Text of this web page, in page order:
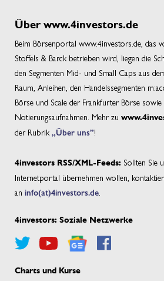
Über www.4investors.de
Beim Börsenportal www.4investors.de, das
Stoffels & Barck betrieben wird, liegen die
den Segmenten Mid- und Small Caps aus
Raum, Anleihen, den Handelssegmenten
Börse und Scale der Frankfurter Börse sowie
Notierungsaufnahmen. Mehr zu
der Rubrik „Über uns”!
4investors RSS/XML-Feeds: Sollten Sie
Internetportal übernehmen wollen,
an info(at)4investors.de
4investors: Soziale Netzwerke
Charts und Kurse